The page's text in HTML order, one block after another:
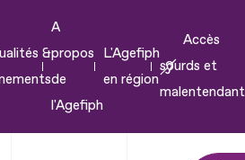
&
A
propos
de
l'Agefiph
L'Agefiph
en région
Accès
sourds et